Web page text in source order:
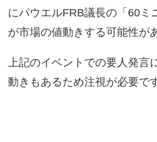
にパウエルFRB議長の「60ミ
が市場の値動きする可能性が
上記のイベントでの要人発言
動きもあるため注視が必要で